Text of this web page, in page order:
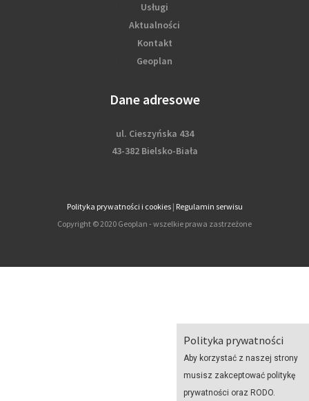
Polityka prywatności
Aby korzystać z naszej strony
musisz zakceptować politykę
prywatności oraz RODO.
Usługi
Aktualności
Kontakt
Geoplan
Dane adresowe
ul. Cieszyńska 434
43-382 Bielsko-Biała
Polityka prywatności i cookies| Regulamin serwisu
Copyright © 2020 Geoplan - wszelkie prawa zastrzeżone